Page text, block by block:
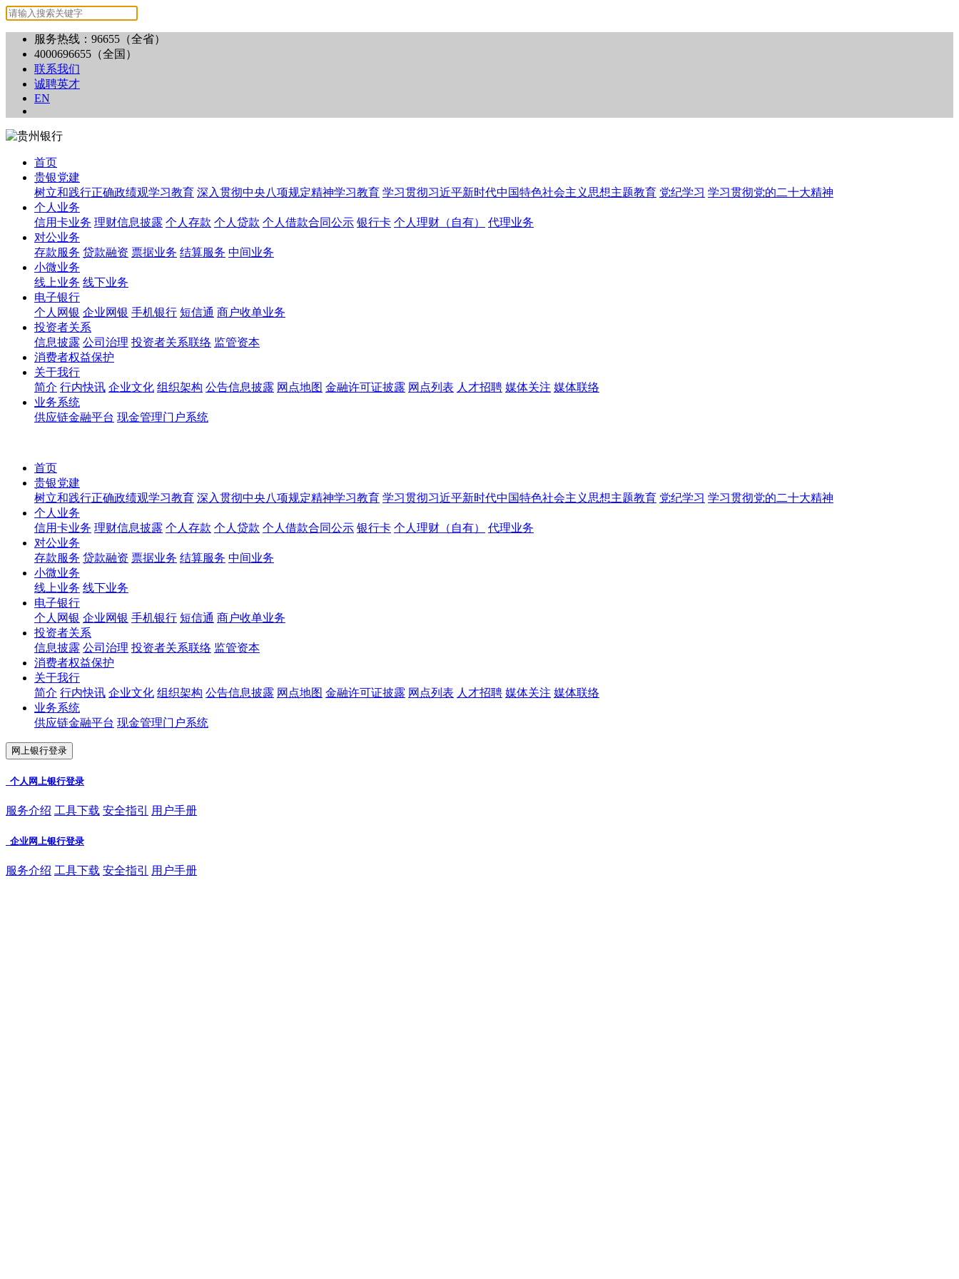
服务热线：96655（全省）
4000696655（全国）
联系我们
诚聘英才
EN
首页
贵银党建
树立和践行正确政绩观学习教育 深入贯彻中央八项规定精神学习教育 学习贯彻习近平新时代中国特色社会主义思想主题教育 党纪学习 学习贯彻党的二十大精神
个人业务
信用卡业务 理财信息披露 个人存款 个人贷款 个人借款合同公示 银行卡 个人理财（自有）
代理业务
对公业务
存款服务 贷款融资 票据业务 结算服务 中间业务
小微业务
线上业务 线下业务
电子银行
个人网银 企业网银 手机银行 短信通 商户收单业务
投资者关系
信息披露 公司治理 投资者关系联络 监管资本
消费者权益保护
关于我行
简介 行内快讯 企业文化 组织架构 公告信息披露 网点地图 金融许可证披露 网点列表 人才招聘 媒体关注 媒体联络
业务系统
供应链金融平台 现金管理门户系统
首页
贵银党建
树立和践行正确政绩观学习教育 深入贯彻中央八项规定精神学习教育 学习贯彻习近平新时代中国特色社会主义思想主题教育 党纪学习 学习贯彻党的二十大精神
个人业务
信用卡业务 理财信息披露 个人存款 个人贷款 个人借款合同公示 银行卡 个人理财（自有）
代理业务
对公业务
存款服务 贷款融资 票据业务 结算服务 中间业务
小微业务
线上业务 线下业务
电子银行
个人网银 企业网银 手机银行 短信通 商户收单业务
投资者关系
信息披露 公司治理 投资者关系联络 监管资本
消费者权益保护
关于我行
简介 行内快讯 企业文化 组织架构 公告信息披露 网点地图 金融许可证披露 网点列表 人才招聘 媒体关注 媒体联络
业务系统
供应链金融平台 现金管理门户系统
网上银行登录
个人网上银行登录
服务介绍 工具下载 安全指引 用户手册
企业网上银行登录
服务介绍 工具下载 安全指引 用户手册